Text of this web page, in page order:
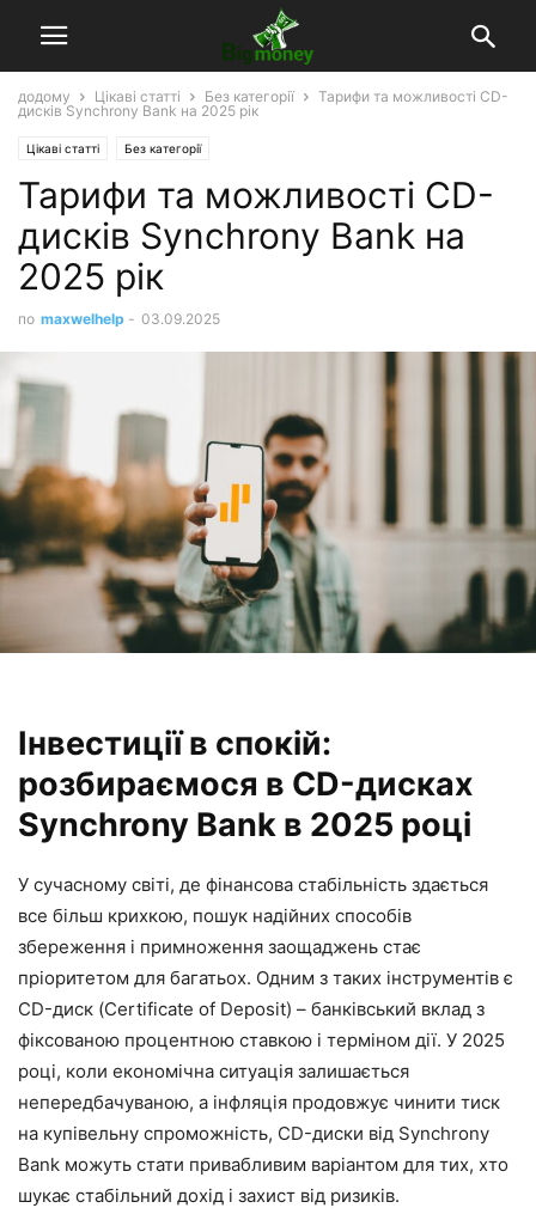
додому Цікаві статті Без категорії
Тарифи та можливості CD-
дисків Synchrony Bank на 2025 рік
Цікаві статті Без категорії
Тарифи та можливості CD-
дисків Synchrony Bank на
2025 рік
по maxwelhelp - 03.09.2025
Інвестиції в спокій:
розбираємося в CD-дисках
Synchrony Bank в 2025 році
У сучасному світі, де фінансова стабільність здається
все більш крихкою, пошук надійних способів
збереження і примноження заощаджень стає
пріоритетом для багатьох. Одним з таких інструментів є
CD-диск (Certificate of Deposit) – банківський вклад з
фіксованою процентною ставкою і терміном дії. У 2025
році, коли економічна ситуація залишається
непередбачуваною, а інфляція продовжує чинити тиск
на купівельну спроможність, CD-диски від Synchrony
Bank можуть стати привабливим варіантом для тих, хто
шукає стабільний дохід і захист від ризиків.